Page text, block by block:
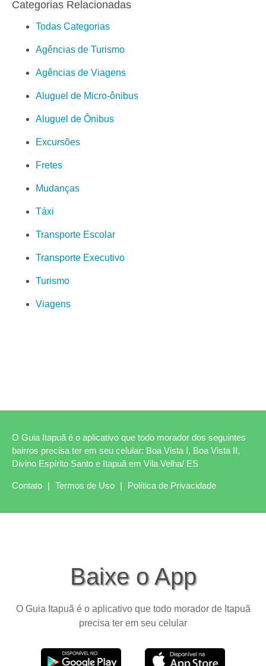
Categorias Relacionadas
Todas Categorias
Agências de Turismo
Agências de Viagens
Aluguel de Micro-ônibus
Aluguel de Ônibus
Excursões
Fretes
Mudanças
Táxi
Transporte Escolar
Transporte Executivo
Turismo
Viagens
O Guia Itapuã é o aplicativo que todo morador dos seguintes
bairros precisa ter em seu celular: Boa Vista I, Boa Vista II,
Divino Espírito Santo e Itapuã em Vila Velha/ ES
Contato | Termos de Uso | Política de Privacidade
Baixe o App
O Guia Itapuã é o aplicativo que todo morador de Itapuã
precisa ter em seu celular